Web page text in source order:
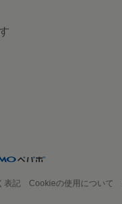
表記 Cookieの使用について